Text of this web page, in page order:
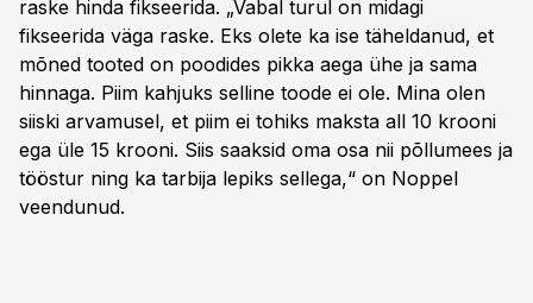
raske hinda fikseerida. „Vabal turul on midagi
fikseerida väga raske. Eks olete ka ise täheldanud, et
mõned tooted on poodides pikka aega ühe ja sama
hinnaga. Piim kahjuks selline toode ei ole. Mina olen
siiski arvamusel, et piim ei tohiks maksta all 10 krooni
ega üle 15 krooni. Siis saaksid oma osa nii põllumees ja
tööstur ning ka tarbija lepiks sellega,“ on Noppel
veendunud.